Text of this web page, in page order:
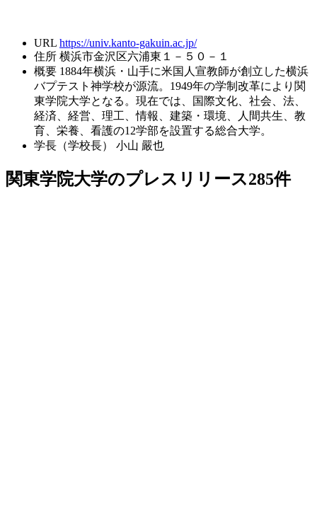
URL https://univ.kanto-gakuin.ac.jp/
住所 横浜市金沢区六浦東１－５０－１
概要 1884年横浜・山手に米国人宣教師が創立した横浜
バプテスト神学校が源流。1949年の学制改革により関
東学院大学となる。現在では、国際文化、社会、法、
経済、経営、理工、情報、建築・環境、人間共生、教
育、栄養、看護の12学部を設置する総合大学。
学長（学校長）
小山 嚴也
関東学院大学のプレスリリース285件